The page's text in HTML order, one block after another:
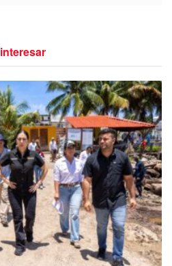
Cárdenas del Río”
y activista Javier Tun
de un incidente
el cruce de la avenida 20 con
del sindicato de
del Río” chocó a una mujer
de una motociclista.